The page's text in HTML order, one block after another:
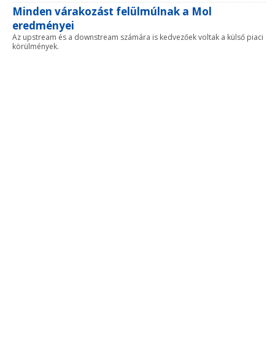
Minden várakozást felülmúlnak a Mol
eredményei
Az upstream és a downstream számára is kedvezőek voltak a külső piaci
körülmények.